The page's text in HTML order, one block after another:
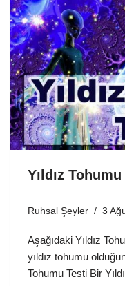
Yıldız
Ruhsal Şeyler 3
Aşağıdaki Yıldız
yıldız tohumu
Tohumu Testi Bir